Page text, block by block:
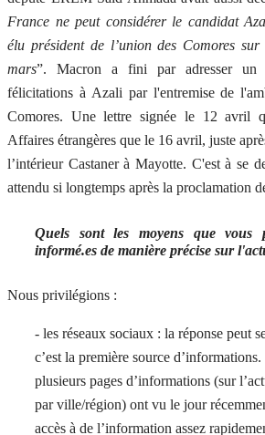
France ne peut considérer le candidat
élu président de l’union des Comores
mars”. Macron a fini par adresser
félicitations à Azali par l'entremise de
Comores. Une lettre signée le 12 avril
Affaires étrangères que le 16 avril, juste
l’intérieur Castaner à Mayotte. C'est à se
attendu si longtemps après la proclamation
Quels sont les moyens que vous
informé.es de manière précise sur
Nous privilégions :
- les réseaux sociaux : la réponse peut
c’est la première source
plusieurs pages d’informations (sur
par ville/région) ont vu le jour
accès à de l’information assez